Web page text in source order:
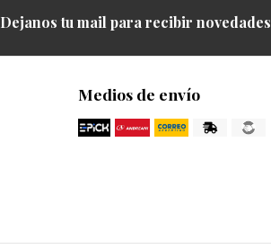
Dejanos tu mail para recibir novedades
Medios de envío